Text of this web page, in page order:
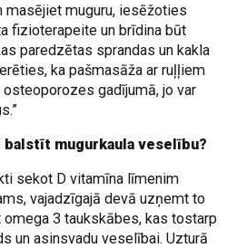
muguru, iesēžoties
fizioterapeite un brīdina būt
paredzētas sprandas un kakla
ka pašmasāža ar ruļļiem
gadījumā, jo var
balstīt mugurkaula veselību?
sekot D vitamīna līmenim
vajadzīgajā devā uzņemt to
3 taukskābes, kas tostarp
un asinsvadu veselībai. Uzturā